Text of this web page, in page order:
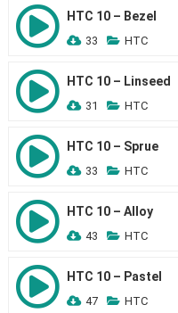
HTC 10 – Bezel
33 HTC
HTC 10 – Linseed
31 HTC
HTC 10 – Sprue
33 HTC
HTC 10 – Alloy
43 HTC
HTC 10 – Pastel
47 HTC